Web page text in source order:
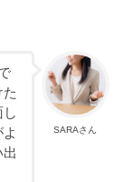
SARAさん